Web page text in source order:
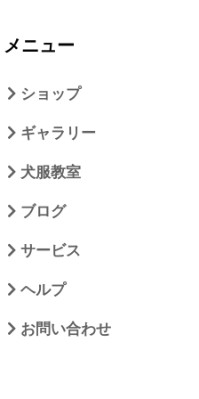
メニュー
ショップ
ギャラリー
犬服教室
ブログ
サービス
ヘルプ
お問い合わせ